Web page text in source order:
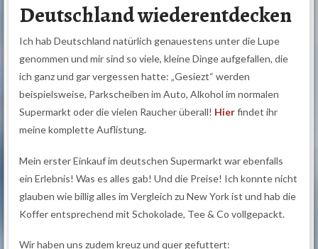
Deutschland wiederentdecken
Ich hab Deutschland natürlich genauestens unter die Lupe
genommen und mir sind so viele, kleine Dinge aufgefallen, die
ich ganz und gar vergessen hatte: „Gesiezt“ werden
beispielsweise, Parkscheiben im Auto, Alkohol im normalen
Supermarkt oder die vielen Raucher überall! Hierfindet ihr
meine komplette Auflistung.
Mein erster Einkauf im deutschen Supermarkt war ebenfalls
ein Erlebnis! Was es alles gab! Und die Preise! Ich konnte nicht
glauben wie billig alles im Vergleich zu New York ist und hab die
Koffer entsprechend mit Schokolade, Tee & Co vollgepackt.
Wir haben uns zudem kreuz und quer gefuttert: